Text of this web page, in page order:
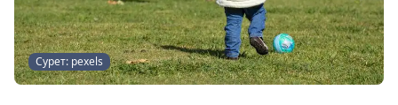
Сурет: pexels